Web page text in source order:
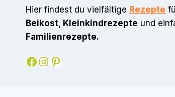
Hier findest du vielfältige Rezepte
Beikost, Kleinkindrezepte und
Familienrezepte.
Facebook
Instagram
Pinterest